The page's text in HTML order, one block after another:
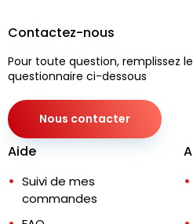
Contactez-nous
Pour toute question, remplissez le
questionnaire ci-dessous
Nous contacter
Aide
Suivi de mes
commandes